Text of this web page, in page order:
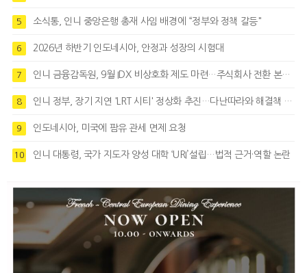
5 소식통, 인니 중앙은행 총재 사임 배경에 “정부와 정책 갈등"
6 2026년 하반기 인도네시아, 안정과 성장의 시험대
7 인니 금융감독원, 9월 IDX 비상호화 제도 마련…주식회사 전환 본격화
8 인니 정부, 장기 지연 'LRT 시티' 정상화 추진…다난따라와 해결책 모색
9 인도네시아, 미국에 팜유 관세 면제 요청
10 인니 대통령, 국가 지도자 양성 대학 ‘URI’설립…법적 근거·역할 논란